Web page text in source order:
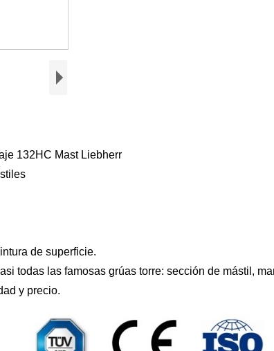
132HC Mast Liebherr
de superficie.
todas las famosas grúas torre: sección de mástil,
y precio.